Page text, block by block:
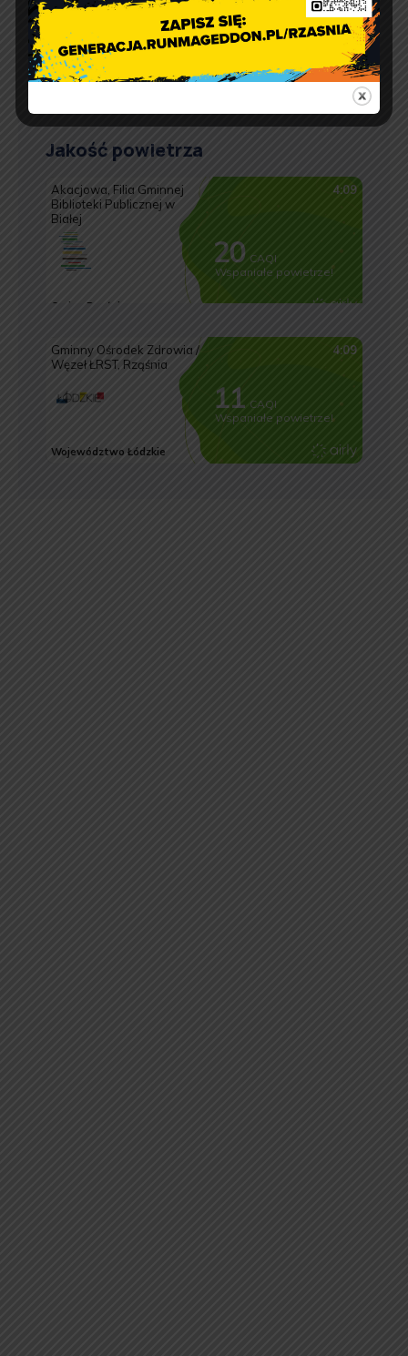
wt. – pt.: 7:30 – 15:30
Jakość powietrza